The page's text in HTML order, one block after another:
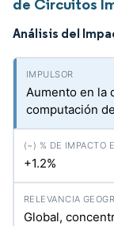
de Circuitos
Análisis del
Aumento en la
computación
+1.2%
Global,